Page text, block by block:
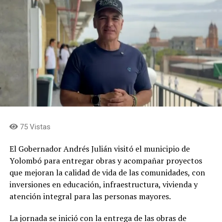
75 Vistas
El Gobernador Andrés Julián visitó el municipio de
Yolombó para entregar obras y acompañar proyectos
que mejoran la calidad de vida de las comunidades, con
inversiones en educación, infraestructura, vivienda y
atención integral para las personas mayores.
La jornada se inició con la entrega de las obras de